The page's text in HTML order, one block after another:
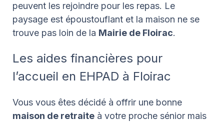
peuvent les rejoindre pour les repas. Le
paysage est époustouflant et la maison ne se
trouve pas loin de la Mairie de Floirac.
Les aides financières pour
l’accueil en EHPAD à Floirac
Vous vous êtes décidé à offrir une bonne
maison de retraite à votre proche sénior mais